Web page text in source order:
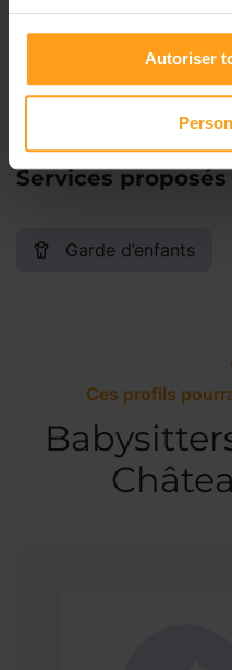
Autoriser
Services proposés
Garde d’enfants
Ces profils